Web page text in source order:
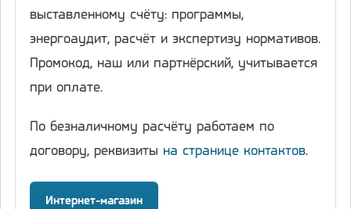
выставленному счёту: программы,
энергоаудит, расчёт и экспертизу нормативов.
Промокод, наш или партнёрский, учитывается
при оплате.
По безналичному расчёту работаем по
договору, реквизиты на странице контактов.
Интернет-магазин